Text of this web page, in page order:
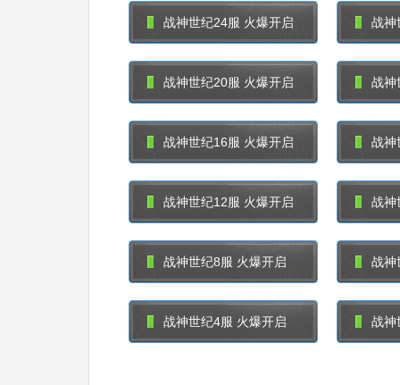
战神世纪24服 火爆开启 战神
战神世纪20服 火爆开启 战神
战神世纪16服 火爆开启 战神
战神世纪12服 火爆开启 战神
战神世纪8服 火爆开启 战神
战神世纪4服 火爆开启 战神